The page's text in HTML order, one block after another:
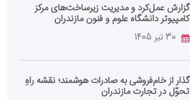
گزارش عمل‌کرد و مدیریت زیرساخت‌های مرکز
کامپیوتر دانشگاه علوم و فنون مازندران
گذار از خام‌فروشی به صادرات هوشمند؛ نقشه راهِ
تحوّل در تجارت مازندران